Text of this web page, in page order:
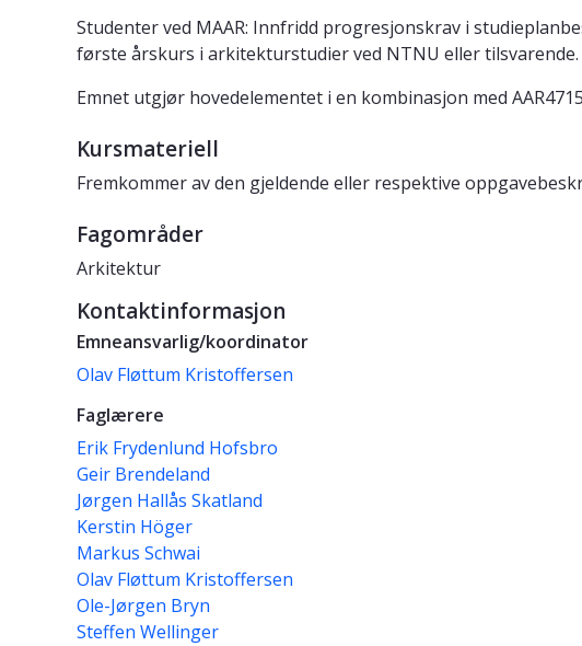
Studenter ved MAAR: Innfridd progresjonskrav i
første årskurs i arkitekturstudier ved NTNU eller tilsvarende.
Emnet utgjør hovedelementet i en kombinasjon med
Kursmateriell
Fremkommer av den gjeldende eller respektive
Fagområder
Arkitektur
Kontaktinformasjon
Emneansvarlig/koordinator
Olav Fløttum Kristoffersen
Faglærere
Erik Frydenlund Hofsbro
Geir Brendeland
Jørgen Hallås Skatland
Kerstin Höger
Markus Schwai
Olav Fløttum Kristoffersen
Ole-Jørgen Bryn
Steffen Wellinger